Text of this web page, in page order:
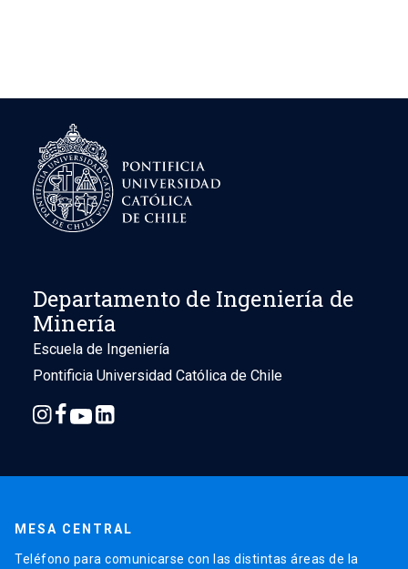
Departamento de Ingeniería de
Minería
Escuela de Ingeniería
Pontificia Universidad Católica de Chile
MESA CENTRAL
Teléfono para comunicarse con las distintas áreas de la